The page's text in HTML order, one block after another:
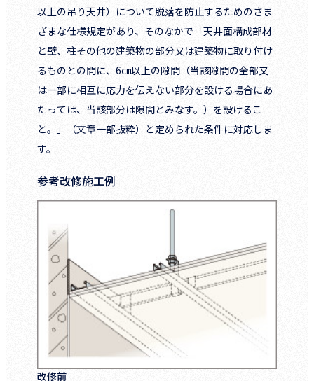
以上の吊り天井）について脱落を防止するためのさま
ざまな仕様規定があり、そのなかで「天井面構成部材
と壁、柱その他の建築物の部分又は建築物に取り付け
るものとの間に、6㎝以上の隙間（当該隙間の全部又
は一部に相互に応力を伝えない部分を設ける場合にあ
たっては、当該部分は隙間とみなす。）を設けるこ
と。」（文章一部抜粋）と定められた条件に対応しま
す。
参考改修施工例
改修前